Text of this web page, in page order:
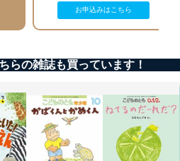
う情報システムを使用する従業
扱う機器等のオペレーティング
状態に保持しています。
う機器等にセキュリティ対策
導入し、自動更新 機能等の活用
新状態としています。
伴う漏洩等の防止
人データの含まれるファイルを
お申込みはこちら
らの雑誌も買っています！